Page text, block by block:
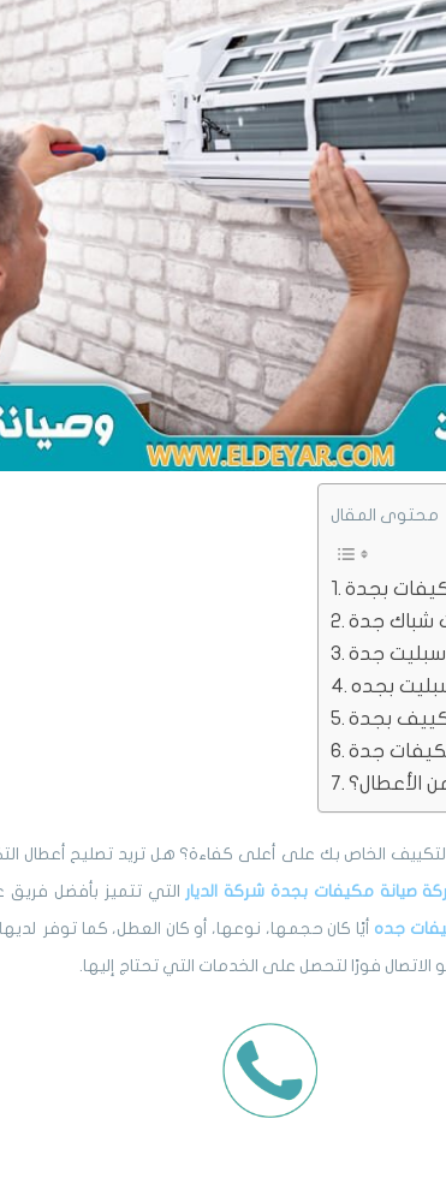
محتوى المقال
بجدة
شباك جدة
جدة
بجده
بجدة
الأعطال؟
التكييف الخاص بك على أعلى كفاءة؟ هل تريد تصليح أعطال
صيانة مكيفات بجدة شركة الديار التي تتميز بأفضل
جده أيًا كان حجمها، نوعها، أو كان العطل، كما توفر
فورًا لتحصل على الخدمات التي تحتاج إليها.